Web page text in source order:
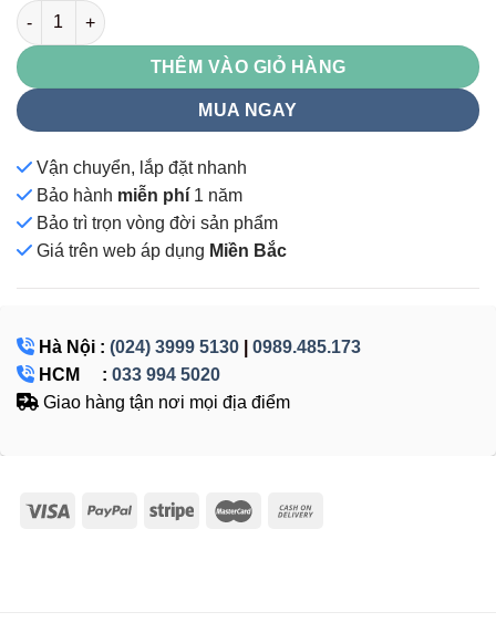
Tủ sắt gia đình TU15B1C2UV số lượng
THÊM VÀO GIỎ HÀNG
MUA NGAY
Vận chuyển, lắp đặt nhanh
Bảo hành miễn phí 1 năm
Bảo trì trọn vòng đời sản phẩm
Giá trên web áp dụng Miền Bắc
Hà Nội : (024) 3999 5130
0989.485.173
HCM : 033 994 5020
Giao hàng tận nơi mọi địa điểm